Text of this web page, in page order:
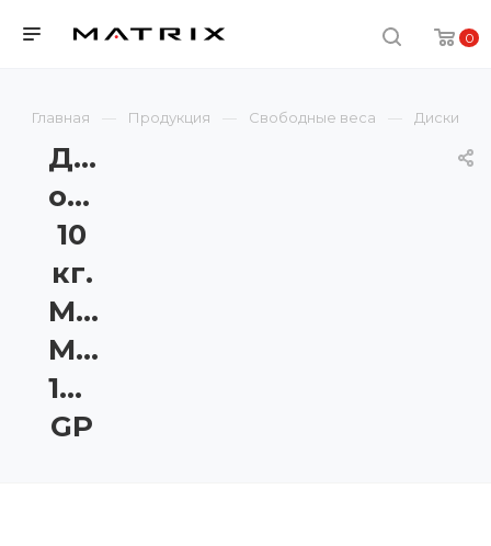
0
Главная Продукция Свободные веса Диски
Диск
обрезиненный
10
кг.
Matrix
MAC-
10RUB-
GP